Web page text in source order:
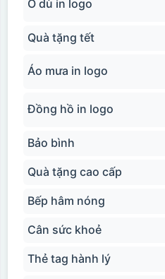
Ô dù in logo
Quà tặng tết
Áo mưa in logo
Đồng hồ in logo
Bảo bình
Quà tặng cao cấp
Bếp hâm nóng
Cân sức khoẻ
Thẻ tag hành lý